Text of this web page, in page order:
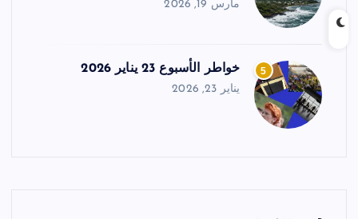
مارس 19, 2026
5 خواطر الأسبوع 23 يناير 2026
يناير 23, 2026